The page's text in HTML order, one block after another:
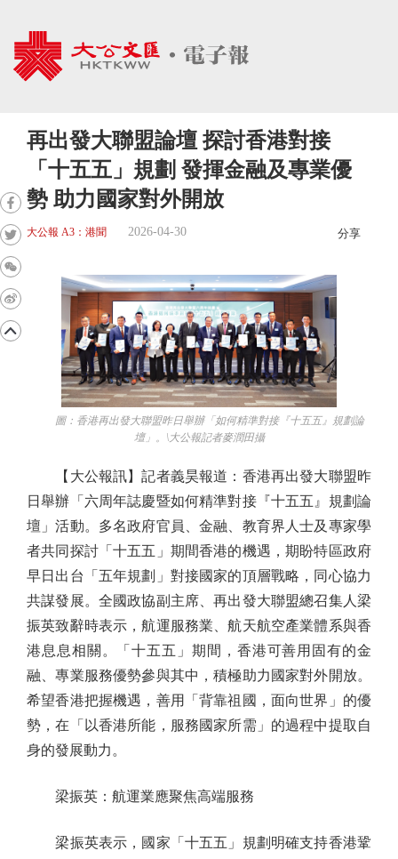
再出發大聯盟論壇 探討香港對接
「十五五」規劃 發揮金融及專業優
勢 助力國家對外開放
大公報 A3：港聞 2026-04-30 分享
圖：香港再出發大聯盟昨日舉辦「如何精準對接『十五五』規劃論
壇」。\大公報記者麥潤田攝
【大公報訊】記者義昊報道：香港再出發大聯盟昨
日舉辦「六周年誌慶暨如何精準對接『十五五』規劃論
壇」活動。多名政府官員、金融、教育界人士及專家學
者共同探討「十五五」期間香港的機遇，期盼特區政府
早日出台「五年規劃」對接國家的頂層戰略，同心協力
共謀發展。全國政協副主席、再出發大聯盟總召集人梁
振英致辭時表示，航運服務業、航天航空產業體系與香
港息息相關。「十五五」期間，香港可善用固有的金
融、專業服務優勢參與其中，積極助力國家對外開放。
希望香港把握機遇，善用「背靠祖國，面向世界」的優
勢，在「以香港所能，服務國家所需」的過程中提取自
身的發展動力。
梁振英：航運業應聚焦高端服務
梁振英表示，國家「十五五」規劃明確支持香港鞏